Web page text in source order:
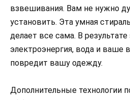
взвешивания. Вам не нужно
установить. Эта умная
делает все сама. В
электроэнергия, вода и ваше
повредит вашу одежду.
Дополнительные технологии